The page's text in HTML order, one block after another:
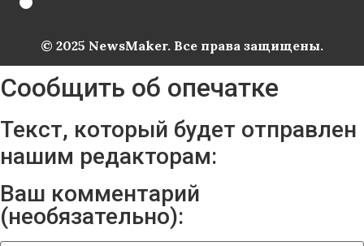
© 2025 NewsMaker. Все права защищены.
Сообщить об опечатке
Текст, который будет отправлен
нашим редакторам:
Ваш комментарий
(необязательно):